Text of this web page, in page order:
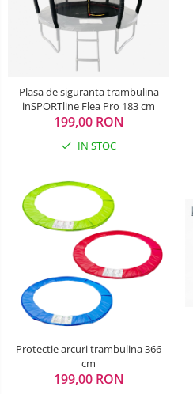
Plasa de siguranta trambulina
inSPORTline Flea Pro 183 cm
199,00 RON
IN STOC
Protectie arcuri trambulina 366
cm
199,00 RON